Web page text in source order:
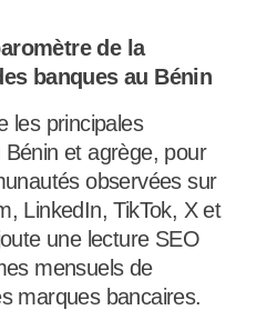
de la
banques au Bénin
les principales
et agrège, pour
observées sur
LinkedIn, TikTok, X et
une lecture SEO
mensuels de
marques bancaires.